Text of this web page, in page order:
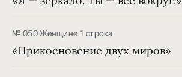
№ 050·Женщине·1 строка
«Прикосновение двух миров»